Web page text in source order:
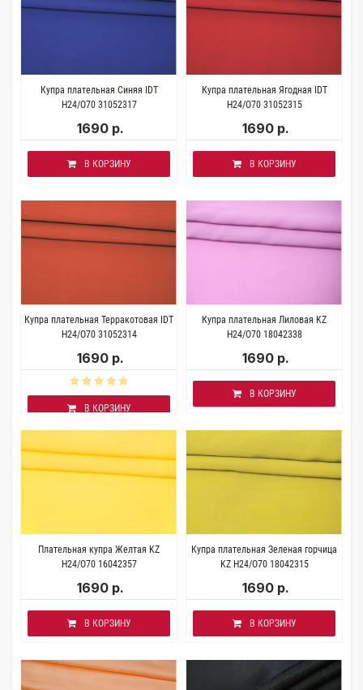
Купра плательная Синяя IDT
H24/O70 31052317
1690 р.
В КОРЗИНУ
Купра плательная Ягодная IDT
H24/O70 31052315
1690 р.
В КОРЗИНУ
Купра плательная Терракотовая IDT
H24/O70 31052314
1690 р.
В КОРЗИНУ
Купра плательная Лиловая KZ
H24/O70 18042338
1690 р.
В КОРЗИНУ
Плательная купра Желтая KZ
H24/O70 16042357
1690 р.
В КОРЗИНУ
Купра плательная Зеленая горчица
KZ H24/O70 18042315
1690 р.
В КОРЗИНУ